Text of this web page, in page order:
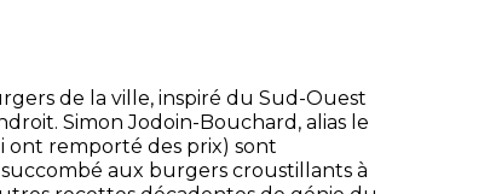
de la ville, inspiré du Sud-Ouest
Simon Jodoin-Bouchard, alias le
remporté des prix) sont
aux burgers croustillants à